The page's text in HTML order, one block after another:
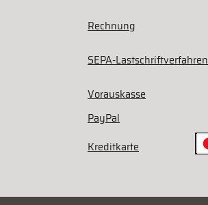
Rechnung
SEPA-Lastschriftverfahren
Vorauskasse
PayPal
Kreditkarte